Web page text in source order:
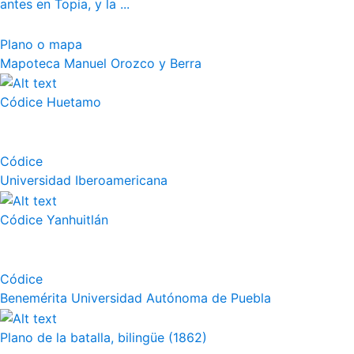
antes en Topia, y la ...
Plano o mapa
Mapoteca Manuel Orozco y Berra
Códice Huetamo
Códice
Universidad Iberoamericana
Códice Yanhuitlán
Códice
Benemérita Universidad Autónoma de Puebla
Plano de la batalla, bilingüe (1862)